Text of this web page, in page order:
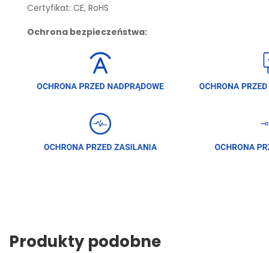
Certyfikat: CE, RoHS
Ochrona bezpieczeństwa:
Produkty podobne